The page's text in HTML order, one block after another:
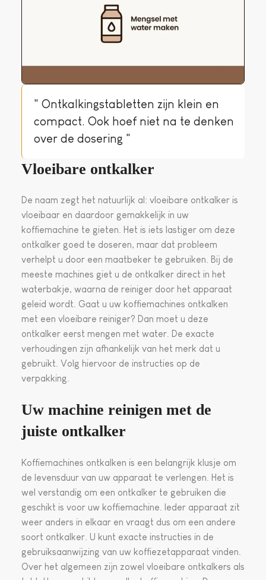
" Ontkalkingstabletten zijn klein en
compact. Ook hoef niet na te denken
over de dosering "
Vloeibare ontkalker
De naam zegt het natuurlijk al: vloeibare ontkalker is
vloeibaar en daardoor gemakkelijk in uw
koffiemachine te gieten. Het is iets lastiger om deze
ontkalker goed te doseren, maar dat probleem
verhelpt u door een maatbeker te gebruiken. Bij de
meeste machines giet u de ontkalker direct in het
waterbakje, waarna de reiniger door het apparaat
geleid wordt. Gaat u uw koffiemachines ontkalken
met een vloeibare reiniger? Dan moet u deze
ontkalker eerst mengen met water. De exacte
verhoudingen zijn afhankelijk van het merk dat u
gebruikt. Volg hiervoor de instructies op de
verpakking.
Uw machine reinigen met de
juiste ontkalker
Koffiemachines ontkalken is een belangrijk klusje om
de levensduur van uw apparaat te verlengen. Het is
wel verstandig om een ontkalker te gebruiken die
geschikt is voor uw koffiemachine. Ieder apparaat zit
weer anders in elkaar en vraagt dus om een andere
soort ontkalker. U kunt exacte instructies in de
gebruiksaanwijzing van uw koffiezetapparaat vinden.
Over het algemeen zijn zowel vloeibare ontkalkers als